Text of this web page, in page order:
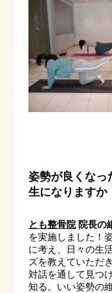
姿勢が良くなっ
生になりますか
とも整骨院院長の
を実施しました！
に考え、日々の生
ズを教えていただ
対話を通して見つ
知る。いい姿勢の